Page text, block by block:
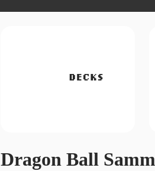
Dragon Ball